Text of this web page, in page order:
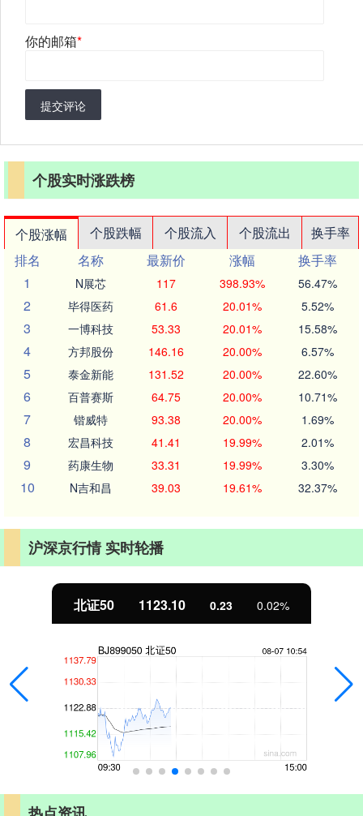
你的邮箱*
提交评论
个股实时涨跌榜
个股涨幅 个股跌幅 个股流入 个股流出
换手率
排名
名称 最新价 涨幅
换手率
1
N展芯 117 398.93% 56.47%
2 毕得医药 61.6 20.01% 5.52%
3 一博科技 53.33 20.01% 15.58%
4 方邦股份 146.16 20.00% 6.57%
5 泰金新能 131.52 20.00% 22.60%
6 百普赛斯 64.75 20.00% 10.71%
7 锴威特 93.38 20.00% 1.69%
8 宏昌科技 41.41 19.99% 2.01%
9 药康生物 33.31 19.99% 3.30%
10 N吉和昌 39.03 19.61% 32.37%
沪深京行情 实时轮播
北证50 1123.10 0.23 0.02%